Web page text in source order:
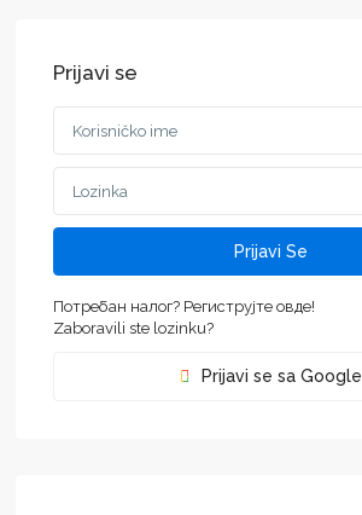
Prijavi se
Prijavi Se
Потребан налог? Региструјте овде!
Zaboravili ste lozinku?
Prijavi se sa Google